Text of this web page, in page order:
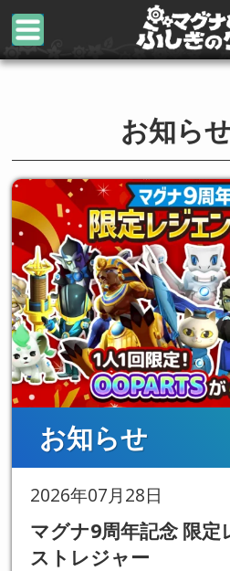
お知ら
お知らせ
2026年07月28日
マグナ9周年記念 限
ストレジャー